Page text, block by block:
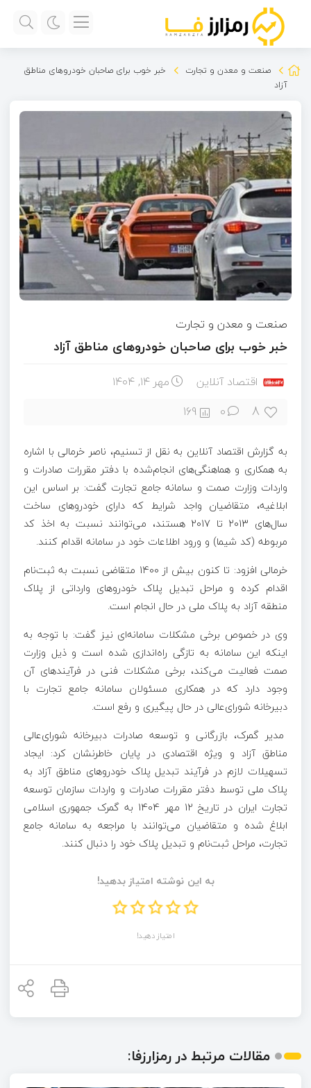
صنعت و معدن و تجارت
خبر خوب برای صاحبان خودروهای مناطق
آزاد
صنعت و معدن و تجارت
خبر خوب برای صاحبان خودروهای مناطق آزاد
اقتصاد آنلاین مهر ۱۴, ۱۴۰۴
8
0
169
به گزارش اقتصاد آنلاین به نقل از تسنیم، ناصر خرمالی با اشاره
به همکاری و هماهنگی‌های انجام‌شده با دفتر مقررات صادرات و
واردات وزارت صمت و سامانه جامع تجارت گفت: بر اساس این
ابلاغیه، متقاضیان واجد شرایط که دارای خودروهای ساخت
سال‌های 2013 تا 2017 هستند، می‌توانند نسبت به اخذ کد
مربوطه (کد شیما) و ورود اطلاعات خود در سامانه اقدام کنند.
خرمالی افزود: تا کنون بیش از 1400 متقاضی نسبت به ثبت‌نام
اقدام کرده و مراحل تبدیل پلاک خودروهای وارداتی از پلاک
منطقه آزاد به پلاک ملی در حال انجام است.
وی در خصوص برخی مشکلات سامانه‌ای نیز گفت: با توجه به
اینکه این سامانه به تازگی راه‌اندازی شده است و ذیل وزارت
صمت فعالیت می‌کند، برخی مشکلات فنی در فرآیندهای آن
وجود دارد که در همکاری مسئولان سامانه جامع تجارت با
دبیرخانه شورای‌عالی در حال پیگیری و رفع است.
مدیر گمرک، بازرگانی و توسعه صادرات دبیرخانه شورای‌عالی
مناطق آزاد و ویژه اقتصادی در پایان خاطرنشان کرد: ایجاد
تسهیلات لازم در فرآیند تبدیل پلاک خودروهای مناطق آزاد به
پلاک ملی توسط دفتر مقررات صادرات و واردات سازمان توسعه
تجارت ایران در تاریخ 12 مهر 1404 به گمرک جمهوری اسلامی
ابلاغ شده و متقاضیان می‌توانند با مراجعه به سامانه جامع
تجارت، مراحل ثبت‌نام و تبدیل پلاک خود را دنبال کنند.
به این نوشته امتیاز بدهید!
امتیاز دهید!
مقالات مرتبط در رمزارزفا: